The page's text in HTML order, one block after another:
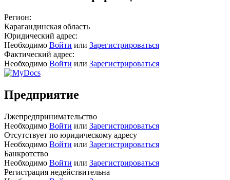
Регион:
Карагандинская область
Юридический адрес:
Необходимо Войти или Зарегистрироваться
Фактический адрес:
Необходимо Войти или Зарегистрироваться
Предприятие
Лжепредпринимательство
Необходимо Войти или Зарегистрироваться
Отсутствует по юридическому адресу
Необходимо Войти или Зарегистрироваться
Банкротство
Необходимо Войти или Зарегистрироваться
Регистрация недействительна